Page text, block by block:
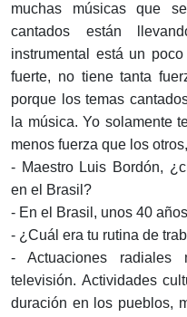
muchas músicas que
cantados están
instrumental está un
fuerte, no tiene tanta
porque los temas
la música. Yo solamente
menos fuerza que los
- Maestro Luis Bordón,
en el Brasil?
- En el Brasil, unos 40
- ¿Cuál era tu rutina de
- Actuaciones radiales
televisión. Actividades
duración en los pueblos,